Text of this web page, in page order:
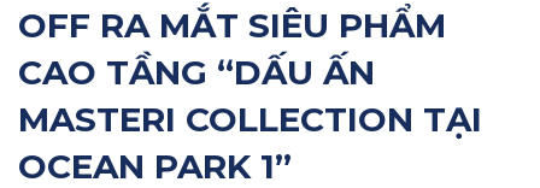
OFF RA MẮT SIÊU PHẨM
CAO TẦNG “DẤU ẤN
MASTERI COLLECTION TẠI
OCEAN PARK 1”